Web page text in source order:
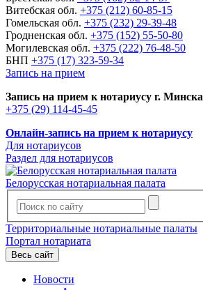
Витебская обл. +375 (212) 60-85-15
Гомельская обл. +375 (232) 29-39-48
Гродненская обл. +375 (152) 55-50-80
Могилевская обл. +375 (222) 76-48-50
БНП +375 (17) 323-59-34
Запись на прием
Запись на прием к нотариусу г. Минска
+375 (29) 114-45-45
Онлайн-запись на прием к нотариусу
Для нотариусов
Раздел для нотариусов
Белорусская нотариальная палата
Территориальные нотариальные палаты
Портал нотариата
Весь сайт
Новости